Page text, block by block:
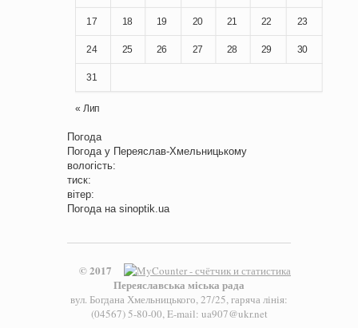
17 18 19 20 21 22 23
24 25 26 27 28 29 30
31
« Лип
Погода
Погода у Переяслав-Хмельницькому
вологість:
тиск:
вітер:
Погода на sinoptik.ua
© 2017
Переяславська міська рада
вул. Богдана Хмельницького, 27/25, гаряча лінія:
(04567) 5-80-00, E-mail: ua907@ukr.net